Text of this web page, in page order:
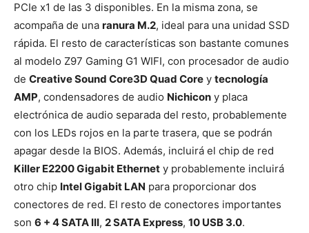
PCIe x1 de las 3 disponibles. En la misma zona, se
acompaña de una ranura M.2, ideal para una unidad SSD
rápida. El resto de características son bastante comunes
al modelo Z97 Gaming G1 WIFI, con procesador de audio
de Creative Sound Core3D Quad Core y tecnología
AMP, condensadores de audio Nichicon y placa
electrónica de audio separada del resto, probablemente
con los LEDs rojos en la parte trasera, que se podrán
apagar desde la BIOS. Además, incluirá el chip de red
Killer E2200 Gigabit Ethernet y probablemente incluirá
otro chip Intel Gigabit LAN para proporcionar dos
conectores de red. El resto de conectores importantes
son 6 + 4 SATA III, 2 SATA Express, 10 USB 3.0.